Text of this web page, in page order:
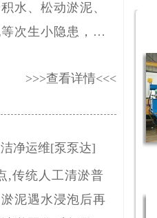
水、松动淤泥、
次生小隐患，累
>>>查看详情<<<
净运维[泵泵达]
,传统人工清淤普
泥遇水浸泡后再